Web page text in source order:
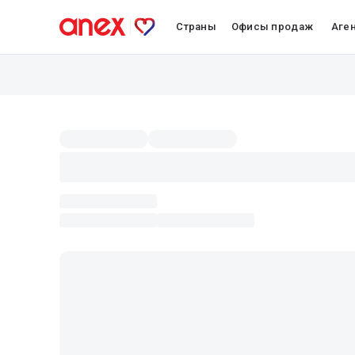
Страны Офисы продаж